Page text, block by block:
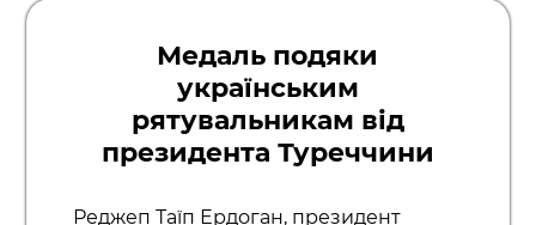
Медаль подяки
українським
рятувальникам від
президента Туреччини
Реджеп Таїп Ердоган, президент